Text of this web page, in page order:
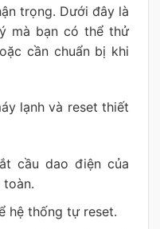
trọng. Dưới đây là
mà bạn có thể thử
cần chuẩn bị khi
lạnh và reset thiết
cầu dao điện của
toàn.
hệ thống tự reset.